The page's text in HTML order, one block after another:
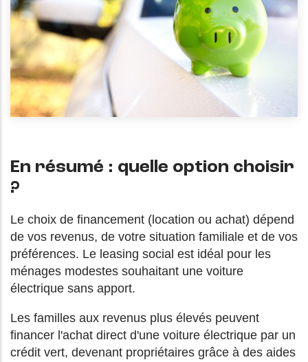
En résumé : quelle option choisir
?
Le choix de financement (location ou achat) dépend
de vos revenus, de votre situation familiale et de vos
préférences. Le leasing social est idéal pour les
ménages modestes souhaitant une voiture
électrique sans apport.
Les familles aux revenus plus élevés peuvent
financer l'achat direct d'une voiture électrique par un
crédit vert, devenant propriétaires grâce à des aides